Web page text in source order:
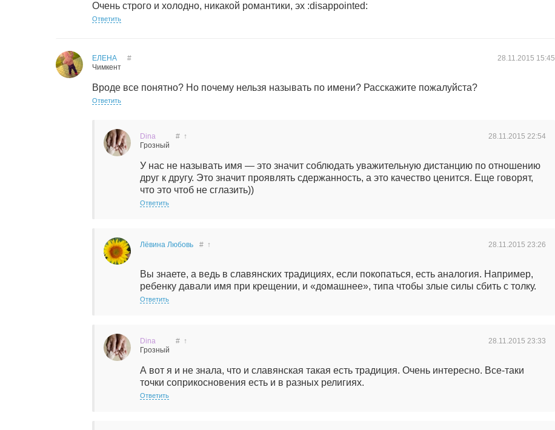
Очень строго и холодно, никакой романтики, эх :disappointed:
Ответить
ЕЛЕНА
Чимкент
28.11.2015 15:45
#
Вроде все понятно? Но почему нельзя называть по имени? Расскажите пожалуйста?
Ответить
Dina
Грозный
28.11.2015 22:54
# ↑
У нас не называть имя — это значит соблюдать уважительную дистанцию по отношению
друг к другу. Это значит проявлять сдержанность, а это качество ценится. Еще говорят,
что это чтоб не сглазить))
Ответить
Лёвина Любовь 28.11.2015 23:26
# ↑
Вы знаете, а ведь в славянских традициях, если покопаться, есть аналогия. Например,
ребенку давали имя при крещении, и «домашнее», типа чтобы злые силы сбить с толку.
Ответить
Dina
Грозный
28.11.2015 23:33
# ↑
А вот я и не знала, что и славянская такая есть традиция. Очень интересно. Все-таки
точки соприкосновения есть и в разных религиях.
Ответить